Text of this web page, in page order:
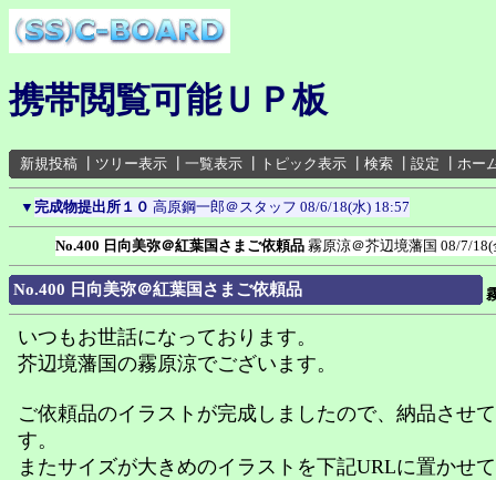
携帯閲覧可能ＵＰ板
新規投稿 ツリー表示 一覧表示 トピック表示 検索 設定 ホー
▼ 完成物提出所１０ 高原鋼一郎＠スタッフ 08/6/18(水) 18:57
No.400 日向美弥＠紅葉国さまご依頼品 霧原涼＠芥辺境藩国 08/7/18(
No.400 日向美弥＠紅葉国さまご依頼品
いつもお世話になっております。
芥辺境藩国の霧原涼でございます。
ご依頼品のイラストが完成しましたので、納品させ
す。
またサイズが大きめのイラストを下記URLに置かせ